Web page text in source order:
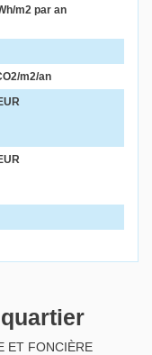
m2 par an
m2/an
ET FONCIÈRE